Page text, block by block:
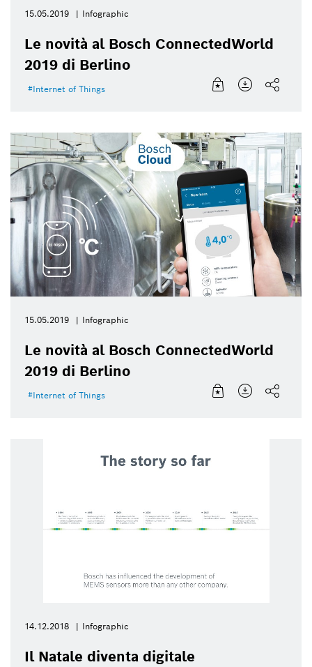
15.05.2019 Infographic
Le novità al Bosch ConnectedWorld
2019 di Berlino
Internet of Things
15.05.2019 Infographic
Le novità al Bosch ConnectedWorld
2019 di Berlino
Internet of Things
14.12.2018 Infographic
Il Natale diventa digitale